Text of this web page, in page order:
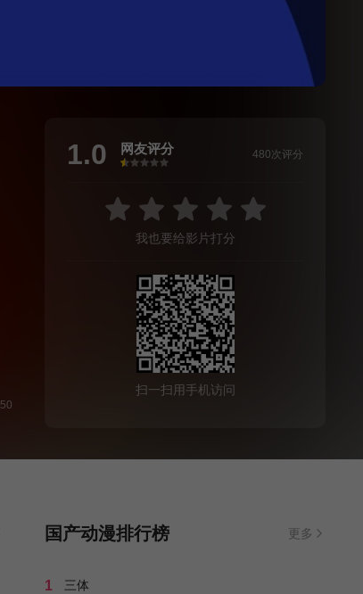
50
1.0 网友评分
很差
较差还行推荐力荐
480次评分
我也要给影片打分
扫一扫用手机访问
国产动漫排行榜 更多
1 三体